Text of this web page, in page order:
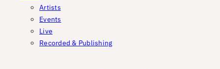
Artists
Events
Live
Recorded & Publishing